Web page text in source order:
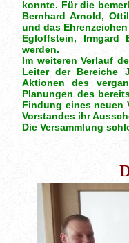
konnte. Für die
Bernhard Arnold,
und das
Egloffstein, Irmgard
werden.
Im weiteren Verlauf
Leiter der Bereiche
Aktionen des
Planungen des
Findung eines neuen
Vorstandes ihr
Die Versammlung